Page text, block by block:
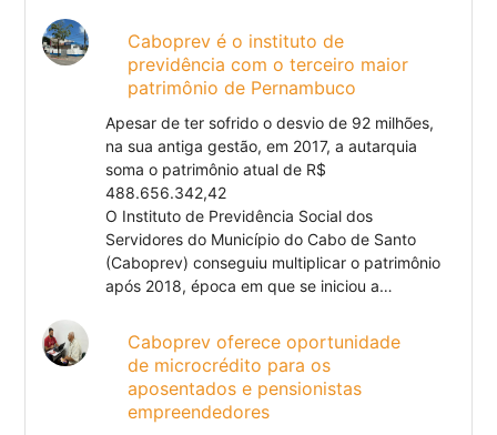
Caboprev é o instituto de
previdência com o terceiro maior
patrimônio de Pernambuco
Apesar de ter sofrido o desvio de 92 milhões,
na sua antiga gestão, em 2017, a autarquia
soma o patrimônio atual de R$
488.656.342,42
O Instituto de Previdência Social dos
Servidores do Município do Cabo de Santo
(Caboprev) conseguiu multiplicar o patrimônio
após 2018, época em que se iniciou a…
Caboprev oferece oportunidade
de microcrédito para os
aposentados e pensionistas
empreendedores